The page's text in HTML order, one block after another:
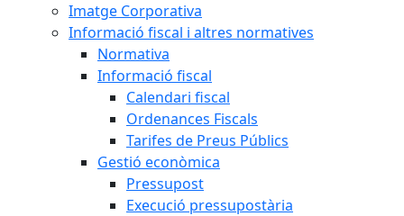
Imatge Corporativa
Informació fiscal i altres normatives
Normativa
Informació fiscal
Calendari fiscal
Ordenances Fiscals
Tarifes de Preus Públics
Gestió econòmica
Pressupost
Execució pressupostària